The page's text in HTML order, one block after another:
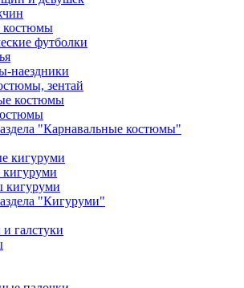
костюмы
футболки
наездники
зентай
костюмы
"Карнавальные костюмы"
кигуруми
кигуруми
"Кигуруми"
галстуки